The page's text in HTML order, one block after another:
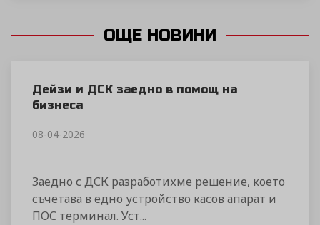
ОЩЕ НОВИНИ
Дейзи и ДСК заедно в помощ на
бизнеса
08-04-2026
Заедно с ДСК разработихме решение, което
съчетава в едно устройство касов апарат и
ПОС терминал. Уст...